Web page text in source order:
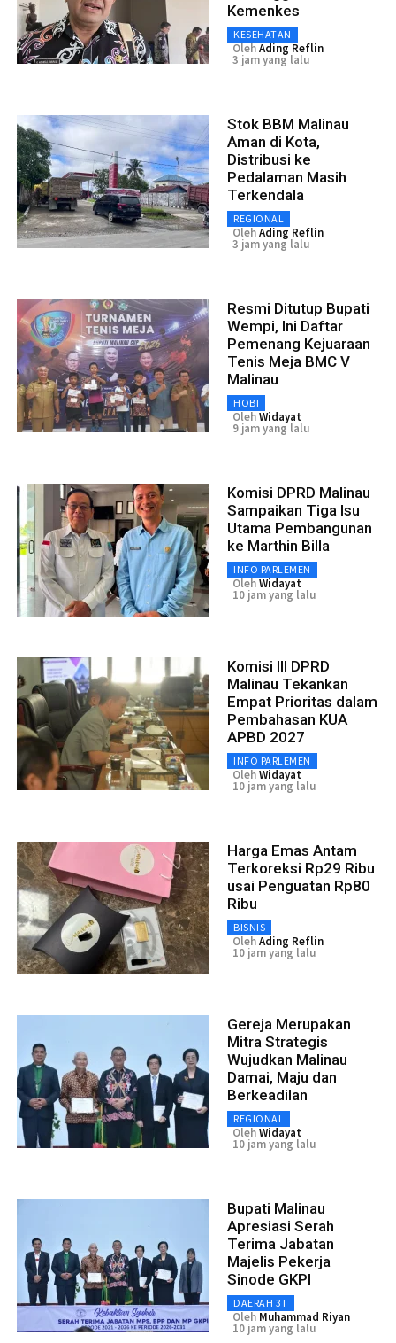
Kemenkes
KESEHATAN
OlehAding Reflin
3 jam yang lalu
Stok BBM Malinau
Aman di Kota,
Distribusi ke
Pedalaman Masih
Terkendala
REGIONAL
OlehAding Reflin
3 jam yang lalu
Resmi Ditutup Bupati
Wempi, Ini Daftar
Pemenang Kejuaraan
Tenis Meja BMC V
Malinau
HOBI
OlehWidayat
9 jam yang lalu
Komisi DPRD Malinau
Sampaikan Tiga Isu
Utama Pembangunan
ke Marthin Billa
INFO PARLEMEN
OlehWidayat
10 jam yang lalu
Komisi III DPRD
Malinau Tekankan
Empat Prioritas dalam
Pembahasan KUA
APBD 2027
INFO PARLEMEN
OlehWidayat
10 jam yang lalu
Harga Emas Antam
Terkoreksi Rp29 Ribu
usai Penguatan Rp80
Ribu
BISNIS
OlehAding Reflin
10 jam yang lalu
Gereja Merupakan
Mitra Strategis
Wujudkan Malinau
Damai, Maju dan
Berkeadilan
REGIONAL
OlehWidayat
10 jam yang lalu
Bupati Malinau
Apresiasi Serah
Terima Jabatan
Majelis Pekerja
Sinode GKPI
DAERAH 3T
Oleh Muhammad Riyan
10 jam yang lalu